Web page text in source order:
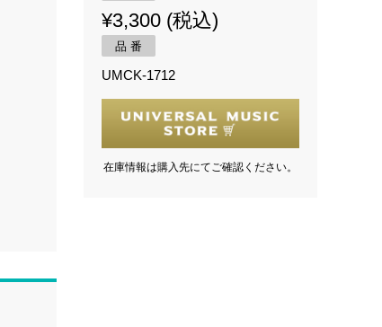
¥3,300 (税込)
品 番
UMCK-1712
在庫情報は購入先にてご確認ください。